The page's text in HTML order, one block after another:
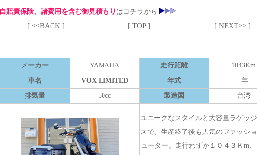
自賠責保険、諸費用を含む御見積もり はコチラから
[ <<BACK ] [ TOP] [ NEXT>>]
メーカー YAMAHA 走行距離 1043Km
車名 VOX LIMITED 年式 -年
排気量 50cc 製造国 台湾
ユニークなスタイルと大容量ラゲッ
スで、生産終了後も人気のファッショ
ューター。走行わずか１０４３Ｋm、